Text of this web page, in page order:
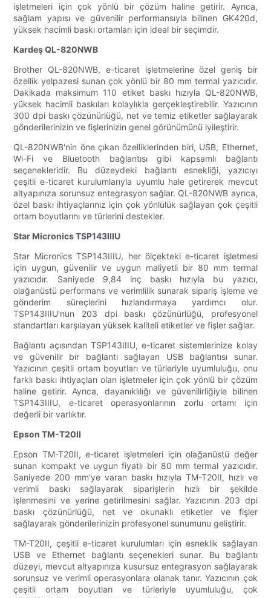
işletmeleri için çok yönlü bir çözüm haline getirir. Ayrıca,
sağlam yapısı ve güvenilir performansıyla bilinen GK420d,
yüksek hacimli baskı ortamları için ideal bir seçimdir.
Kardeş QL-820NWB
Brother QL-820NWB, e-ticaret işletmelerine özel geniş bir
özellik yelpazesi sunan çok yönlü bir 80 mm termal yazıcıdır.
Dakikada maksimum 110 etiket baskı hızıyla QL-820NWB,
yüksek hacimli baskıları kolaylıkla gerçekleştirebilir. Yazıcının
300 dpi baskı çözünürlüğü, net ve temiz etiketler sağlayarak
gönderilerinizin ve fişlerinizin genel görünümünü iyileştirir.
QL-820NWB'nin öne çıkan özelliklerinden biri, USB, Ethernet,
Wi-Fi ve Bluetooth bağlantısı gibi kapsamlı bağlantı
seçenekleridir. Bu düzeydeki bağlantı esnekliği, yazıcıyı
çeşitli e-ticaret kurulumlarıyla uyumlu hale getirerek mevcut
altyapınıza sorunsuz entegrasyon sağlar. QL-820NWB ayrıca,
özel baskı ihtiyaçlarınız için çok yönlülük sağlayan çok çeşitli
ortam boyutlarını ve türlerini destekler.
Star Micronics TSP143IIIU
Star Micronics TSP143IIIU, her ölçekteki e-ticaret işletmesi
için uygun, güvenilir ve uygun maliyetli bir 80 mm termal
yazıcıdır. Saniyede 9,84 inç baskı hızıyla bu yazıcı,
olağanüstü performans ve verimlilik sunarak sipariş işleme ve
gönderim süreçlerini hızlandırmaya yardımcı olur.
TSP143IIIU'nun 203 dpi baskı çözünürlüğü, profesyonel
standartları karşılayan yüksek kaliteli etiketler ve fişler sağlar.
Bağlantı açısından TSP143IIIU, e-ticaret sistemlerinize kolay
ve güvenilir bir bağlantı sağlayan USB bağlantısı sunar.
Yazıcının çeşitli ortam boyutları ve türleriyle uyumluluğu, onu
farklı baskı ihtiyaçları olan işletmeler için çok yönlü bir çözüm
haline getirir. Ayrıca, dayanıklılığı ve güvenilirliğiyle bilinen
TSP143IIIU, e-ticaret operasyonlarının zorlu ortamı için
değerli bir varlıktır.
Epson TM-T20II
Epson TM-T20II, e-ticaret işletmeleri için olağanüstü değer
sunan kompakt ve uygun fiyatlı bir 80 mm termal yazıcıdır.
Saniyede 200 mm'ye varan baskı hızıyla TM-T20II, hızlı ve
verimli baskı sağlayarak siparişlerin hızlı bir şekilde
işlenmesini ve yerine getirilmesini sağlar. Yazıcının 203 dpi
baskı çözünürlüğü, net ve okunaklı etiketler ve fişler
sağlayarak gönderilerinizin profesyonel sunumunu geliştirir.
TM-T20II, çeşitli e-ticaret kurulumları için esneklik sağlayan
USB ve Ethernet bağlantı seçenekleri sunar. Bu bağlantı
düzeyi, mevcut altyapınıza kusursuz entegrasyon sağlayarak
sorunsuz ve verimli operasyonlara olanak tanır. Yazıcının çok
çeşitli ortam boyutları ve türleriyle uyumluluğu, çok